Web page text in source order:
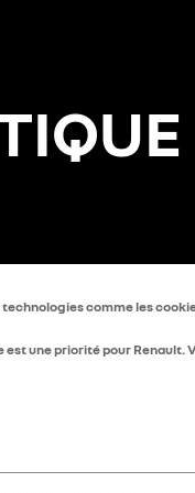
comme les
est une priorité pour